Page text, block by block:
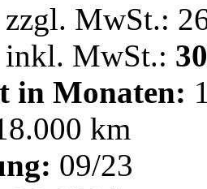
zzgl. MwSt.:
inkl. MwSt.:
in Monaten:
km
09/23